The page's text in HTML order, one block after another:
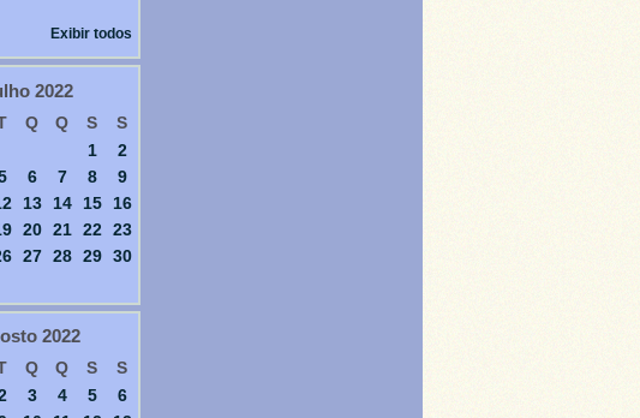
Exibir todos
2022
Q Q S
S
1
2
6 7 8
9
13 14 15
16
20 21 22 23
27 28 29 30
2022
Q Q S
S
3 4 5
6